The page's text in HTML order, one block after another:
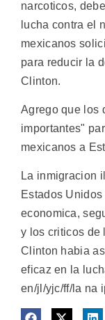
narcoticos,
lucha contra el
mexicanos
para reducir la
Clinton.
Agrego que los
importantes"
mexicanos a
La inmigracion
Estados
economica,
y los criticos de
Clinton habia
eficaz en la
en/jl/yjc/ff/la na